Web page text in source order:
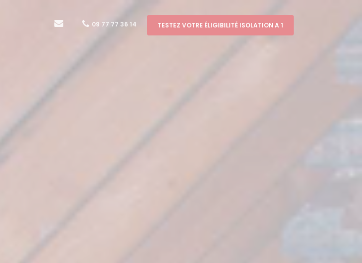
09 77 77 36 14 TESTEZ VOTRE ÉLIGIBILITÉ ISOLATION A 1